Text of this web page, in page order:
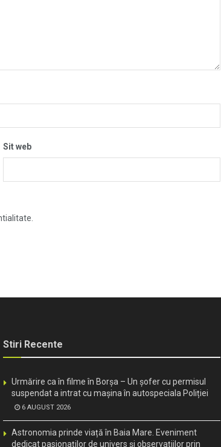
Sit web
Stiri Recente
Urmărire ca în filme în Borșa – Un șofer cu permisul
suspendat a intrat cu mașina în autospeciala Poliției
6 AUGUST 2026
Astronomia prinde viață în Baia Mare. Eveniment
dedicat pasionaților de univers și observațiilor prin